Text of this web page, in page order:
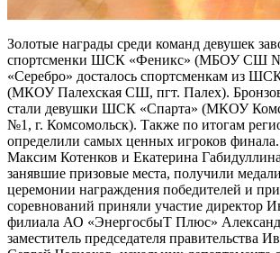
Золотые награды среди команд девушек
спортсменки ШСК «Феникс» (МБОУ СШ
«Серебро» досталось спортсменкам из
(МКОУ Палехская СШ, пгт. Палех).
стали девушки ШСК «Спарта» (МКОУ
№1, г. Комсомольск). Также по итогам
определили самых ценных игроков
Максим Котенков и Екатерина
занявшие призовые места, получили
церемонии награждения победителей и
соревнований приняли участие директор
филиала АО «ЭнергосбыТ Плюс»
заместитель председателя правительства